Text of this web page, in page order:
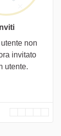
non
invitato
utente.